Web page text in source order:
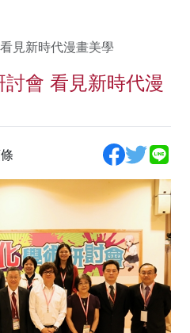
見新時代漫畫美學
會 看見新時代漫